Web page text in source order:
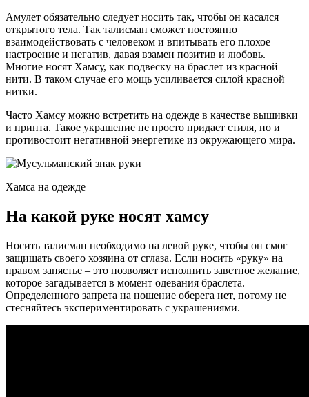
Амулет обязательно следует носить так, чтобы он касался
открытого тела. Так талисман сможет постоянно
взаимодействовать с человеком и впитывать его плохое
настроение и негатив, давая взамен позитив и любовь.
Многие носят Хамсу, как подвеску на браслет из красной
нити. В таком случае его мощь усиливается силой красной
нитки.
Часто Хамсу можно встретить на одежде в качестве вышивки
и принта. Такое украшение не просто придает стиля, но и
противостоит негативной энергетике из окружающего мира.
Хамса на одежде
На какой руке носят хамсу
Носить талисман необходимо на левой руке, чтобы он смог
защищать своего хозяина от сглаза. Если носить «руку» на
правом запястье – это позволяет исполнить заветное желание,
которое загадывается в момент одевания браслета.
Определенного запрета на ношение оберега нет, потому не
стесняйтесь экспериментировать с украшениями.